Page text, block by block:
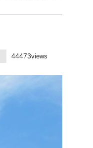
44473views